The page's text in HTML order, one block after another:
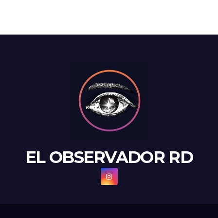
EL OBSERVADOR RD